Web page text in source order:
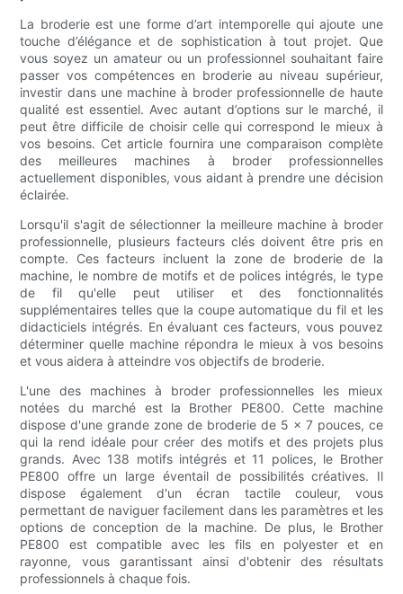
La broderie est une forme d’art intemporelle qui ajoute une
touche d’élégance et de sophistication à tout projet. Que
vous soyez un amateur ou un professionnel souhaitant faire
passer vos compétences en broderie au niveau supérieur,
investir dans une machine à broder professionnelle de haute
qualité est essentiel. Avec autant d’options sur le marché, il
peut être difficile de choisir celle qui correspond le mieux à
vos besoins. Cet article fournira une comparaison complète
des meilleures machines à broder professionnelles
actuellement disponibles, vous aidant à prendre une décision
éclairée.
Lorsqu'il s'agit de sélectionner la meilleure machine à broder
professionnelle, plusieurs facteurs clés doivent être pris en
compte. Ces facteurs incluent la zone de broderie de la
machine, le nombre de motifs et de polices intégrés, le type
de fil qu'elle peut utiliser et des fonctionnalités
supplémentaires telles que la coupe automatique du fil et les
didacticiels intégrés. En évaluant ces facteurs, vous pouvez
déterminer quelle machine répondra le mieux à vos besoins
et vous aidera à atteindre vos objectifs de broderie.
L'une des machines à broder professionnelles les mieux
notées du marché est la Brother PE800. Cette machine
dispose d'une grande zone de broderie de 5 x 7 pouces, ce
qui la rend idéale pour créer des motifs et des projets plus
grands. Avec 138 motifs intégrés et 11 polices, le Brother
PE800 offre un large éventail de possibilités créatives. Il
dispose également d'un écran tactile couleur, vous
permettant de naviguer facilement dans les paramètres et les
options de conception de la machine. De plus, le Brother
PE800 est compatible avec les fils en polyester et en
rayonne, vous garantissant ainsi d'obtenir des résultats
professionnels à chaque fois.